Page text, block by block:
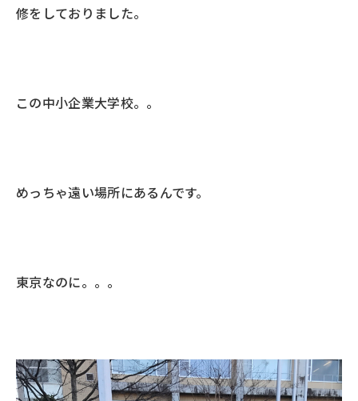
修をしておりました。
この中小企業大学校。。
めっちゃ遠い場所にあるんです。
東京なのに。。。